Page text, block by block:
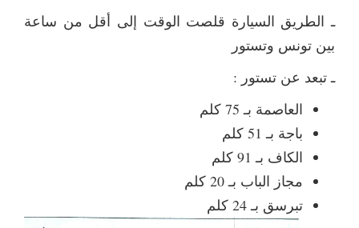
ـ الطريق السيارة قلصت الوقت إلى أقل من ساعة
بين تونس وتستور
ـ تبعد عن تستور :
العاصمة بـ 75 كلم
باجة بـ 51 كلم
الكاف بـ 91 كلم
مجاز الباب بـ 20 كلم
تبرسق بـ 24 كلم